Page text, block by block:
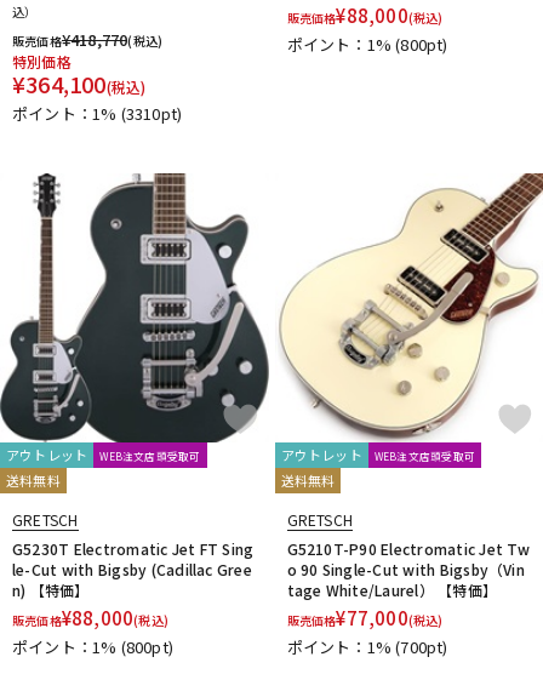
込）
販売価格¥418,770(税込)
特別価格
¥364,100(税込)
ポイント：1% (3310pt)
販売価格¥88,000(税込)
ポイント：1%(800pt)
アウトレット WEB注文店頭受取可
送料無料
GRETSCH
G5230T Electromatic Jet FT Sing
le-Cut with Bigsby (Cadillac Gree
n) 【特価】
販売価格¥88,000(税込)
ポイント：1% (800pt)
アウトレット WEB注文店頭受取可
送料無料
GRETSCH
G5210T-P90 Electromatic Jet Tw
o 90 Single-Cut with Bigsby（Vin
tage White/Laurel） 【特価】
販売価格¥77,000(税込)
ポイント：1%(700pt)